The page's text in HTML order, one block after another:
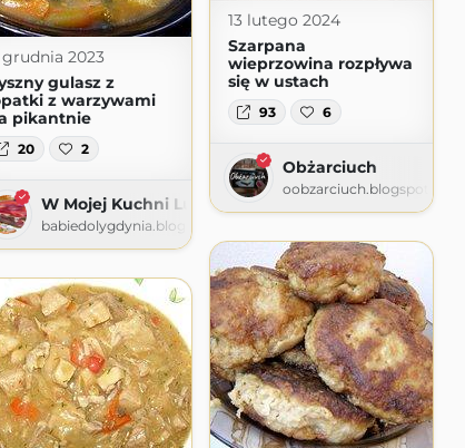
13 lutego 2024
Szarpana
wieprzowina rozpływa
się w ustach
93 6
Obżarciuch
oobzarciuch.blogspot.com
grudnia 2023
gulasz z
z warzywami
pikantnie
20 2
W Mojej Kuchni Lubię
babiedolygdynia.blogspot.com